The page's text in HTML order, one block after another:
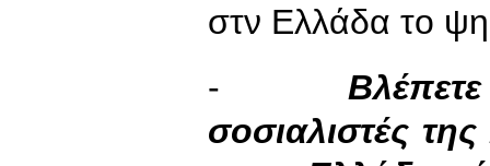
στν Ελλάδα το
-
σοσιαλιστές